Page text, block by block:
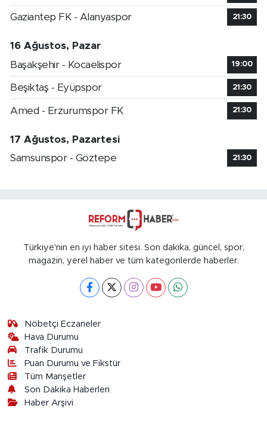
Gaziantep FK - Alanyaspor 21:30
16 Ağustos, Pazar
Başakşehir - Kocaelispor
19:00
Beşiktaş - Eyüpspor 21:30
Amed - Erzurumspor FK 21:30
17 Ağustos, Pazartesi
Samsunspor - Göztepe
21:30
Türkiye'nin en iyi haber sitesi. Son dakika, güncel, spor,
magazin, yerel haber ve tüm kategorilerde haberler.
Nöbetçi Eczaneler
Hava Durumu
Trafik Durumu
Puan Durumu ve Fikstür
Tüm Manşetler
Son Dakika Haberleri
Haber Arşivi